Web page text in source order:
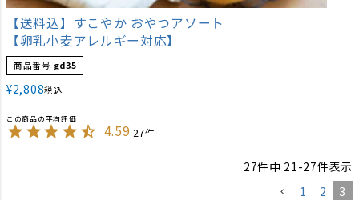
【送料込】すこやか おやつアソート
【卵乳小麦アレルギー対応】
商品番号 gd35
¥2,808税込
4.59 27
27件中 21-27件表示
1
2 3